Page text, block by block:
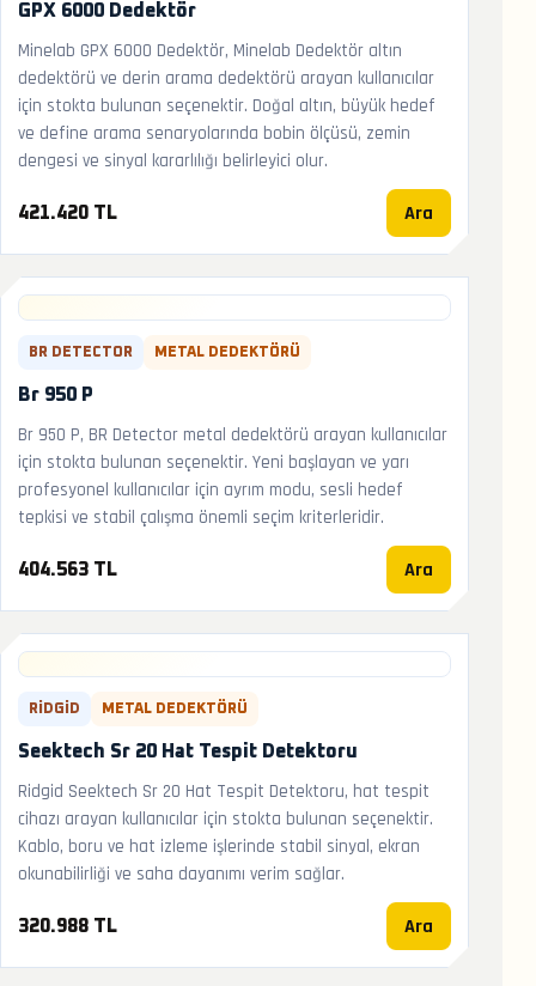
GPX 6000 Dedektör
Minelab GPX 6000 Dedektör, Minelab Dedektör altın
dedektörü ve derin arama dedektörü arayan kullanıcılar
için stokta bulunan seçenektir. Doğal altın, büyük hedef
ve define arama senaryolarında bobin ölçüsü, zemin
dengesi ve sinyal kararlılığı belirleyici olur.
421.420 TL Ara
BR DETECTOR METAL DEDEKTÖRÜ
Br 950 P
Br 950 P, BR Detector metal dedektörü arayan kullanıcılar
için stokta bulunan seçenektir. Yeni başlayan ve yarı
profesyonel kullanıcılar için ayrım modu, sesli hedef
tepkisi ve stabil çalışma önemli seçim kriterleridir.
404.563 TL Ara
RIDGID METAL DEDEKTÖRÜ
Seektech Sr 20 Hat Tespit Detektoru
Ridgid Seektech Sr 20 Hat Tespit Detektoru, hat tespit
cihazı arayan kullanıcılar için stokta bulunan seçenektir.
Kablo, boru ve hat izleme işlerinde stabil sinyal, ekran
okunabilirliği ve saha dayanımı verim sağlar.
320.988 TL Ara